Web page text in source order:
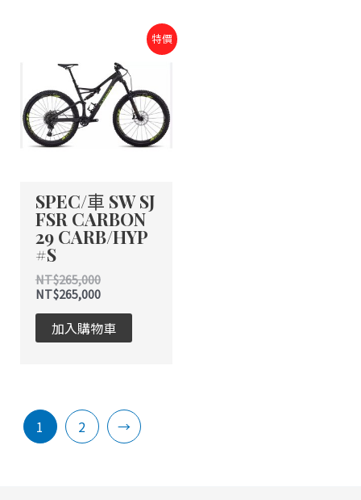
特價
SPEC/車 SW SJ
FSR CARBON
29 CARB/HYP
#S
NT$265,000
格：
NT$265,000。
NT$265,000
格：
NT$265,000。
加入購物車
1 2 →